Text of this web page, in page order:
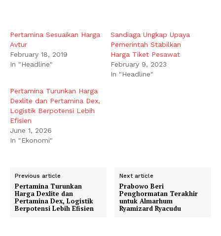
Pertamina Sesuaikan Harga
Avtur
February 18, 2019
In "Headline"
Sandiaga Ungkap Upaya
Pemerintah Stabilkan
Harga Tiket Pesawat
February 9, 2023
In "Headline"
Pertamina Turunkan Harga
Dexlite dan Pertamina Dex,
Logistik Berpotensi Lebih
Efisien
June 1, 2026
In "Ekonomi"
Previous article
Pertamina Turunkan
Harga Dexlite dan
Pertamina Dex, Logistik
Berpotensi Lebih Efisien
Next article
Prabowo Beri
Penghormatan Terakhir
untuk Almarhum
Ryamizard Ryacudu